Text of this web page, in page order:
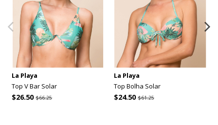
La Playa
Top V Bar Solar
$26.50$66.25
La Playa
Top Bolha Solar
$24.50 $61.25